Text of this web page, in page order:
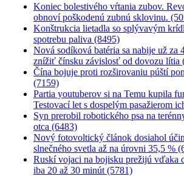
Koniec bolestivého vŕtania zubov.
obnoví poškodenú zubnú sklovinu.
Konštrukcia lietadla so splývavým
spotrebu paliva (8495)
Nová sodíková batéria sa nabije už za
znížiť čínsku závislosť od dovozu lítia
Čína bojuje proti rozširovaniu púští
(7159)
Partia youtuberov si na Temu kupila
Testovací let s dospelým pasažierom
Syn prerobil robotického psa na
otca (6483)
Nový fotovoltický článok dosiahol
slnečného svetla až na úrovni 35,5 %
Ruskí vojaci na bojisku prežijú vďaka
iba 20 až 30 minút (5781)